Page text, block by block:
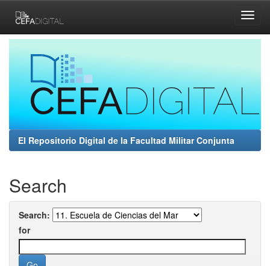
navigation
El Repositorio Digital de la Facultad Militar Conjunta
Search
Search:
for